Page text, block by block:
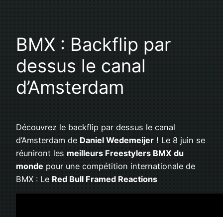
BMX : Backflip par
dessus le canal
d’Amsterdam
Découvrez le backflip par dessus le canal
d’Amsterdam de Daniel Wedemeijer ! Le 8 juin se
réuniront les meilleurs Freestylers BMX du
monde pour une compétition internationale de
BMX : Le Red Bull Framed Reactions